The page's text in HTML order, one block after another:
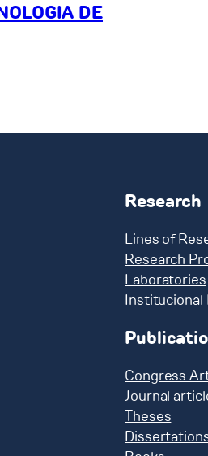
DE
Research
Lines of
Research
Laboratories
Institucional
Congress
Journal
Theses